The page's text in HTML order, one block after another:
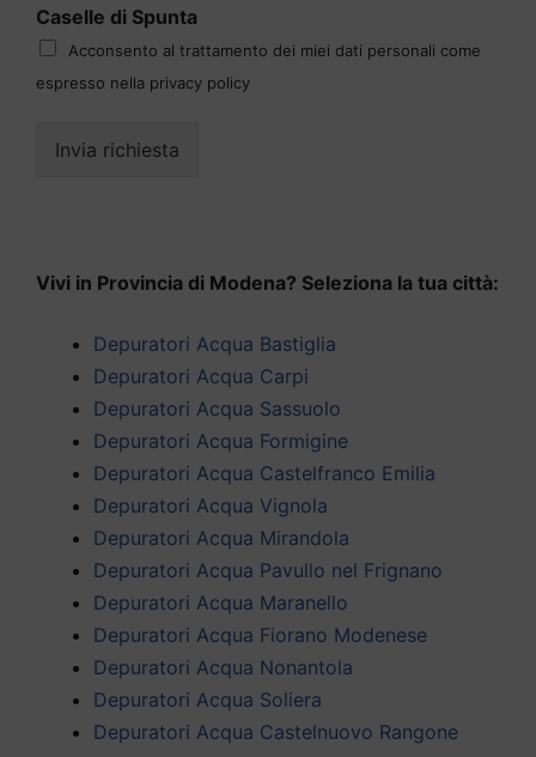
Caselle di Spunta
Acconsento al trattamento dei miei dati personali come
espresso nella privacy policy
Invia richiesta
Vivi in Provincia di Modena? Seleziona la tua città:
Depuratori Acqua Bastiglia
Depuratori Acqua Carpi
Depuratori Acqua Sassuolo
Depuratori Acqua Formigine
Depuratori Acqua Castelfranco Emilia
Depuratori Acqua Vignola
Depuratori Acqua Mirandola
Depuratori Acqua Pavullo nel Frignano
Depuratori Acqua Maranello
Depuratori Acqua Fiorano Modenese
Depuratori Acqua Nonantola
Depuratori Acqua Soliera
Depuratori Acqua Castelnuovo Rangone